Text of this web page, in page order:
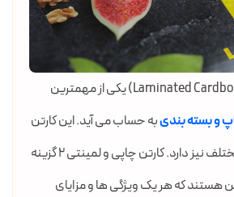
(Laminated Cardboard Box) یکی از مهمترین
و بسته بندیبه حساب می آید. این کارتن
کاربرد زیادی در صنایع مختلف نیز دارد. کارتن چاپی و لمینتی 2 گزینه
هستند که هر یک ویژگی ها و مزایای